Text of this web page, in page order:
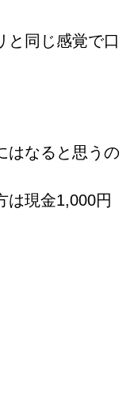
と同じ感覚で口
はなると思うの
は現金1,000円